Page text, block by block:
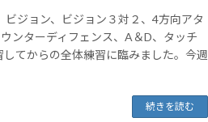
ジョン、ビジョン３対２、4方向アタ
ンターディフェンス、A＆D、タッチ
てからの全体練習に臨みました。今週
続きを読む